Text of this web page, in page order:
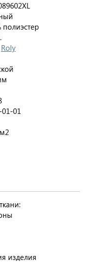
полиэстер
Roly
01-01
изделия